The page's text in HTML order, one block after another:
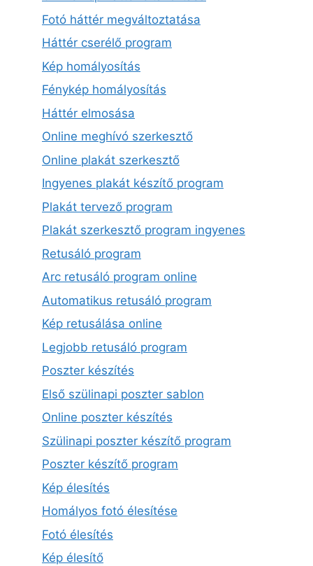
Fotó háttér megváltoztatása
Háttér cserélő program
Kép homályosítás
Fénykép homályosítás
Háttér elmosása
Online meghívó szerkesztő
Online plakát szerkesztő
Ingyenes plakát készítő program
Plakát tervező program
Plakát szerkesztő program ingyenes
Retusáló program
Arc retusáló program online
Automatikus retusáló program
Kép retusálása online
Legjobb retusáló program
Poszter készítés
Első szülinapi poszter sablon
Online poszter készítés
Szülinapi poszter készítő program
Poszter készítő program
Kép élesítés
Homályos fotó élesítése
Fotó élesítés
Kép élesítő